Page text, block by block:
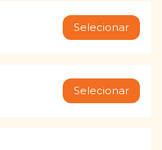
Selecionar
Selecionar